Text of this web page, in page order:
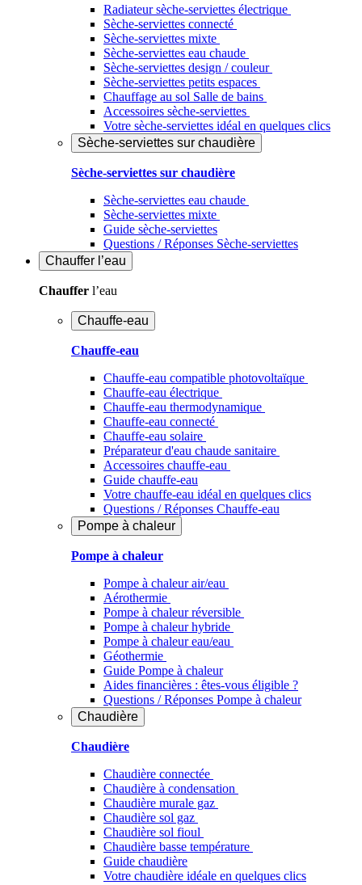
Radiateur sèche-serviettes électrique
Sèche-serviettes connecté
Sèche-serviettes mixte
Sèche-serviettes eau chaude
Sèche-serviettes design / couleur
Sèche-serviettes petits espaces
Chauffage au sol Salle de bains
Accessoires sèche-serviettes
Votre sèche-serviettes idéal en quelques clics
Sèche-serviettes sur chaudière
Sèche-serviettes sur chaudière
Sèche-serviettes eau chaude
Sèche-serviettes mixte
Guide sèche-serviettes
Questions / Réponses Sèche-serviettes
Chauffer l’eau
Chauffer l’eau
Chauffe-eau
Chauffe-eau
Chauffe-eau compatible photovoltaïque
Chauffe-eau électrique
Chauffe-eau thermodynamique
Chauffe-eau connecté
Chauffe-eau solaire
Préparateur d'eau chaude sanitaire
Accessoires chauffe-eau
Guide chauffe-eau
Votre chauffe-eau idéal en quelques clics
Questions / Réponses Chauffe-eau
Pompe à chaleur
Pompe à chaleur
Pompe à chaleur air/eau
Aérothermie
Pompe à chaleur réversible
Pompe à chaleur hybride
Pompe à chaleur​ eau/eau
Géothermie
Guide Pompe à chaleur
Aides financières : êtes-vous éligible ?
Questions / Réponses Pompe à chaleur
Chaudière
Chaudière
Chaudière connectée
Chaudière à condensation
Chaudière murale gaz
Chaudière sol gaz
Chaudière sol fioul
Chaudière basse température
Guide chaudière
Votre chaudière idéale en quelques clics